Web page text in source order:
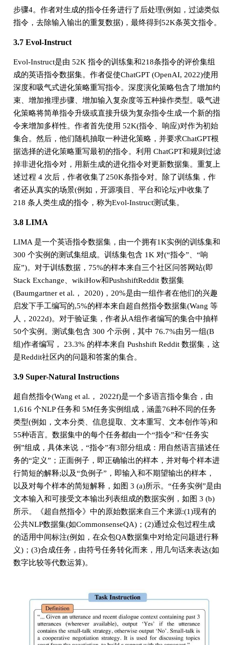
步骤4。作者对生成的指令任务进行了后处理(例如，过滤类似
指令，去除输入输出的重复数据)，最终得到52K条英文指令。
3.7 Evol-Instruct
Evol-Instruct是由 52K 指令的训练集和218条指令的评价集组
成的英语指令数据集。作者促使ChatGPT (OpenAI, 2022)使用
深度和吸气式进化策略重写指令。深度演化策略包含了增加约
束、增加推理步骤、增加输入复杂度等五种操作类型。吸气进
化策略将简单指令升级或直接升级为复杂指令生成一个新的指
令来增加多样性。作者首先使用 52K(指令、响应)对作为初始
集合。然后，他们随机抽取一种进化策略，并要求ChatGPT根
据选择的进化策略重写最初的指令。利用 ChatGPT和规则过滤
掉非进化指令对，用新生成的进化指令对更新数据集。重复上
述过程 4 次后，作者收集了250K条指令对。除了训练集，作
者还从真实的场景(例如，开源项目、平台和论坛)中收集了
218 条人类生成的指令，称为Evol-Instruct测试集。
3.8 LIMA
LIMA 是一个英语指令数据集，由一个拥有1K实例的训练集和
300 个实例的测试集组成。训练集包含 1K 对(“指令”、“响
应”)。对于训练数据，75%的样本来自三个社区问答网站(即
Stack Exchange、wikiHow和PushshiftReddit 数据集
(Baumgartner et al.， 2020)，20%是由一组作者在他们的兴趣
启发下手工编写的,5%的样本来自超自然指令数据集(Wang 等
人，2022d)。对于验证集，作者从A组作者编写的集合中抽样
50个实例。测试集包含 300 个示例，其中 76.7%由另一组(B
组)作者编写， 23.3% 的样本来自 Pushshift Reddit 数据集，这
是Reddit社区内的问题和答案的集合。
3.9 Super-Natural Instructions
超自然指令(Wang et al.， 2022f)是一个多语言指令集合，由
1,616 个NLP 任务和 5M任务实例组成，涵盖76种不同的任务
类型(例如，文本分类、信息提取、文本重写、文本创作等)和
55种语言。数据集中的每个任务都由一个“指令”和“任务实
例”组成，具体来说，“指令”有3部分组成：用自然语言描述任
务的“定义”；正面例子，即正确输出的样本，并对每个样本进
行简短的解释;以及“负例子”，即输入和不期望输出的样本，
以及对每个样本的简短解释，如图 3 (a)所示。“任务实例”是由
文本输入和可接受文本输出列表组成的数据实例，如图 3 (b)
所示。《超自然指令》中的原始数据来自三个来源:(1)现有的
公共NLP数据集(如CommonsenseQA)；(2)通过众包过程生成
的适用中间标注(例如，在众包QA数据集中对给定问题进行释
义)；(3)合成任务，由符号任务转化而来，用几句话来表达(如
数字比较等代数运算)。